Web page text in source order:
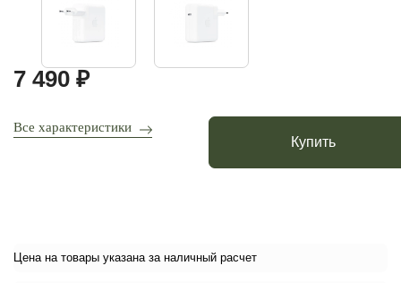
7 490 ₽
Все характеристики
Купить
Цена на товары указана за наличный расчет